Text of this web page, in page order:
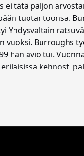
ei tätä paljon
tuotantoonsa.
Yhdysvaltain
vuoksi. Burroughs
hän avioitui.
kehnosti